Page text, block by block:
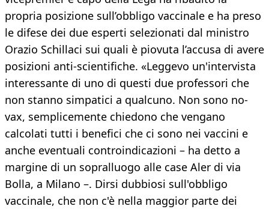
propria posizione sull’obbligo vaccinale e ha preso
le difese dei due esperti selezionati dal ministro
Orazio Schillaci sui quali è piovuta l’accusa di avere
posizioni anti-scientifiche. «Leggevo un'intervista
interessante di uno di questi due professori che
non stanno simpatici a qualcuno. Non sono no-
vax, semplicemente chiedono che vengano
calcolati tutti i benefici che ci sono nei vaccini e
anche eventuali controindicazioni – ha detto a
margine di un sopralluogo alle case Aler di via
Bolla, a Milano –. Dirsi dubbiosi sull'obbligo
vaccinale, che non c'è nella maggior parte dei